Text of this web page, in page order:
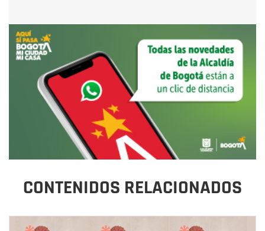
CONTENIDOS RELACIONADOS